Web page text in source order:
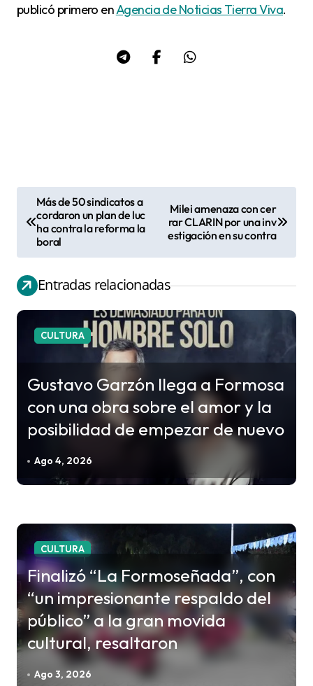
publicó primero enAgencia de Noticias Tierra Viva.
v
e
g
a
n
r
s
Más de 50 sindicatos a
cordaron un plan de luc
ha contra la reforma la
boral
Milei amenaza con cer
rar CLARIN por una inv
estigación en su contra
Entradas relacionadas
CULTURA
Gustavo Garzón llega a Formosa
con una obra sobre el amor y la
posibilidad de empezar de nuevo
Ago 4, 2026
CULTURA
Finalizó “La Formoseñada”, con
“un impresionante respaldo del
público” a la gran movida
cultural, resaltaron
Ago 3, 2026